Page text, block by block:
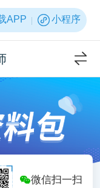
APP 小程序
微信扫一扫